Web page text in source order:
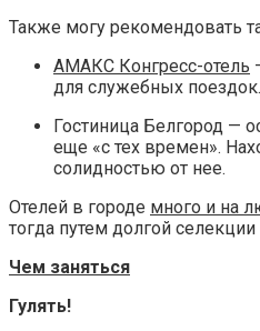
Также могу рекомендовать
АМАКС Конгресс-отель
для служебных поездок.
Гостиница Белгород —
еще «с тех времен».
солидностью от нее.
Отелей в городе много и на
тогда путем долгой
Чем заняться
Гулять!